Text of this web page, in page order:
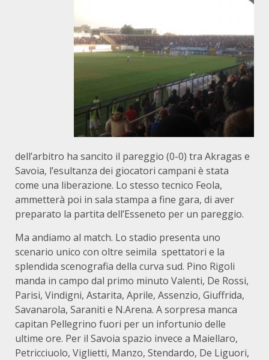
dell’arbitro ha sancito il pareggio (0-0) tra Akragas e
Savoia, l’esultanza dei giocatori campani è stata
come una liberazione. Lo stesso tecnico Feola,
ammetterà poi in sala stampa a fine gara, di aver
preparato la partita dell’Esseneto per un pareggio.
Ma andiamo al match. Lo stadio presenta uno
scenario unico con oltre seimila spettatori e la
splendida scenografia della curva sud. Pino Rigoli
manda in campo dal primo minuto Valenti, De Rossi,
Parisi, Vindigni, Astarita, Aprile, Assenzio, Giuffrida,
Savanarola, Saraniti e N.Arena. A sorpresa manca
capitan Pellegrino fuori per un infortunio delle
ultime ore. Per il Savoia spazio invece a Maiellaro,
Petricciuolo, Viglietti, Manzo, Stendardo, De Liguori,